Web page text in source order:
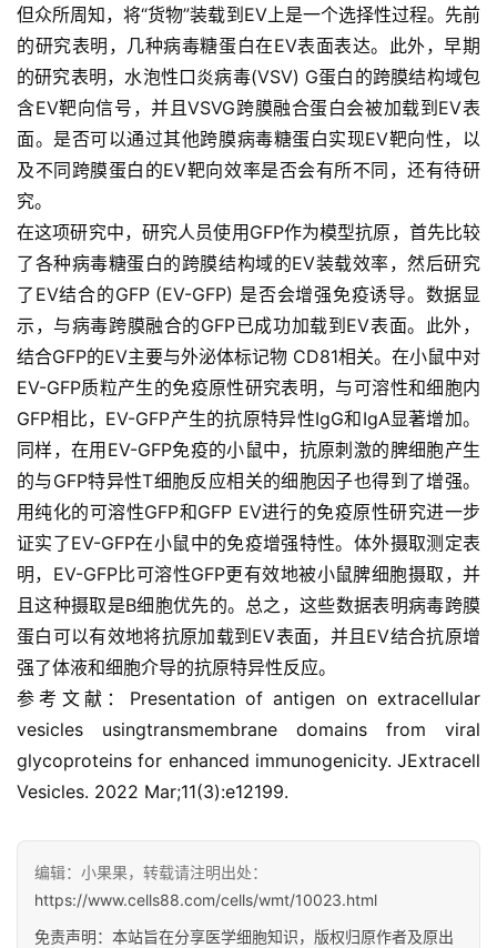
行
业
资
讯
再
生
医
学
临
床
转
化
会
展
活
动
关
我
们
但众所周知，将“货物”装载到EV上是一个选择性过程。先前
的研究表明，几种病毒糖蛋白在EV表面表达。此外，早期
的研究表明，水泡性口炎病毒(VSV) G蛋白的跨膜结构域包
含EV靶向信号，并且VSVG跨膜融合蛋白会被加载到EV表
面。是否可以通过其他跨膜病毒糖蛋白实现EV靶向性，以
及不同跨膜蛋白的EV靶向效率是否会有所不同，还有待研
究。
在这项研究中，研究人员使用GFP作为模型抗原，首先比较
了各种病毒糖蛋白的跨膜结构域的EV装载效率，然后研究
了EV结合的GFP (EV-GFP) 是否会增强免疫诱导。数据显
示，与病毒跨膜融合的GFP已成功加载到EV表面。此外，
结合GFP的EV主要与外泌体标记物 CD81相关。在小鼠中对
EV-GFP质粒产生的免疫原性研究表明，与可溶性和细胞内
GFP相比，EV-GFP产生的抗原特异性IgG和IgA显著增加。
同样，在用EV-GFP免疫的小鼠中，抗原刺激的脾细胞产生
的与GFP特异性T细胞反应相关的细胞因子也得到了增强。
用纯化的可溶性GFP和GFP EV进行的免疫原性研究进一步
证实了EV-GFP在小鼠中的免疫增强特性。体外摄取测定表
明，EV-GFP比可溶性GFP更有效地被小鼠脾细胞摄取，并
且这种摄取是B细胞优先的。总之，这些数据表明病毒跨膜
蛋白可以有效地将抗原加载到EV表面，并且EV结合抗原增
强了体液和细胞介导的抗原特异性反应。
参考文献：Presentation of antigen on extracellular
vesicles usingtransmembrane domains from viral
glycoproteins for enhanced immunogenicity. JExtracell
Vesicles. 2022 Mar;11(3):e12199.
编辑：小果果，转载请注明出处：
https://www.cells88.com/cells/wmt/10023.html
免责声明：本站旨在分享医学细胞知识，版权归原作者及原出